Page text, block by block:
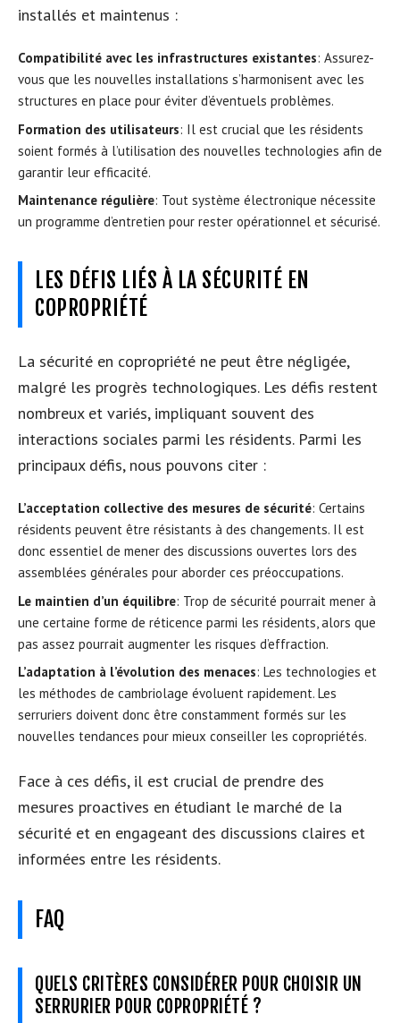
installés et maintenus :
Compatibilité avec les infrastructures existantes: Assurez-
vous que les nouvelles installations s’harmonisent avec les
structures en place pour éviter d’éventuels problèmes.
Formation des utilisateurs: Il est crucial que les résidents
soient formés à l’utilisation des nouvelles technologies afin de
garantir leur efficacité.
Maintenance régulière: Tout système électronique nécessite
un programme d’entretien pour rester opérationnel et sécurisé.
LES DÉFIS LIÉS À LA SÉCURITÉ EN
COPROPRIÉTÉ
La sécurité en copropriété ne peut être négligée,
malgré les progrès technologiques. Les défis restent
nombreux et variés, impliquant souvent des
interactions sociales parmi les résidents. Parmi les
principaux défis, nous pouvons citer :
L’acceptation collective des mesures de sécurité: Certains
résidents peuvent être résistants à des changements. Il est
donc essentiel de mener des discussions ouvertes lors des
assemblées générales pour aborder ces préoccupations.
Le maintien d’un équilibre: Trop de sécurité pourrait mener à
une certaine forme de réticence parmi les résidents, alors que
pas assez pourrait augmenter les risques d’effraction.
L’adaptation à l’évolution des menaces: Les technologies et
les méthodes de cambriolage évoluent rapidement. Les
serruriers doivent donc être constamment formés sur les
nouvelles tendances pour mieux conseiller les copropriétés.
Face à ces défis, il est crucial de prendre des
mesures proactives en étudiant le marché de la
sécurité et en engageant des discussions claires et
informées entre les résidents.
FAQ
QUELS CRITÈRES CONSIDÉRER POUR CHOISIR UN
SERRURIER POUR COPROPRIÉTÉ ?